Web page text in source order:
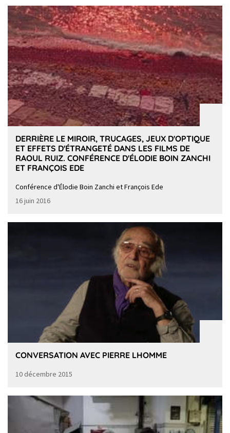
DERRIÈRE LE MIROIR, TRUCAGES, JEUX D'OPTIQUE
ET EFFETS D'ÉTRANGETÉ DANS LES FILMS DE
RAOUL RUIZ. CONFÉRENCE D'ÉLODIE BOIN ZANCHI
ET FRANÇOIS EDE
Conférence d'Élodie Boin Zanchi et François Ede
16 juin 2016
CONVERSATION AVEC PIERRE LHOMME
10 décembre 2015